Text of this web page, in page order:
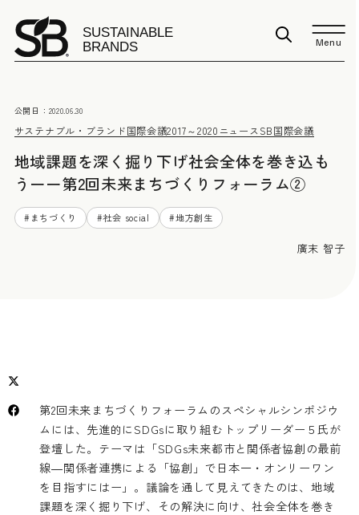
Menu
サステナブル・ブランド国際会議2017～2020 ニュースSB国際会議
公開日： 2020.06.30
地域課題を深く掘り下げ社会全体を巻き込も
うーー第2回未来まちづくりフォーラム②
#まちづくり #社会 social #地方創生
廣末 智子
第2回未来まちづくりフォーラムのスペシャルシンポジウ
ムには、先進的にSDGsに取り組むトップリーダー５氏が
登壇した。テーマは「SDGs未来都市と関係者協創の最前
線―関係者連携による「協創」で日本一・オンリーワン
を目指すにはー」。議論を通して見えてきたのは、地域
課題を深く掘り下げ、その解決に向け、社会全体を巻き